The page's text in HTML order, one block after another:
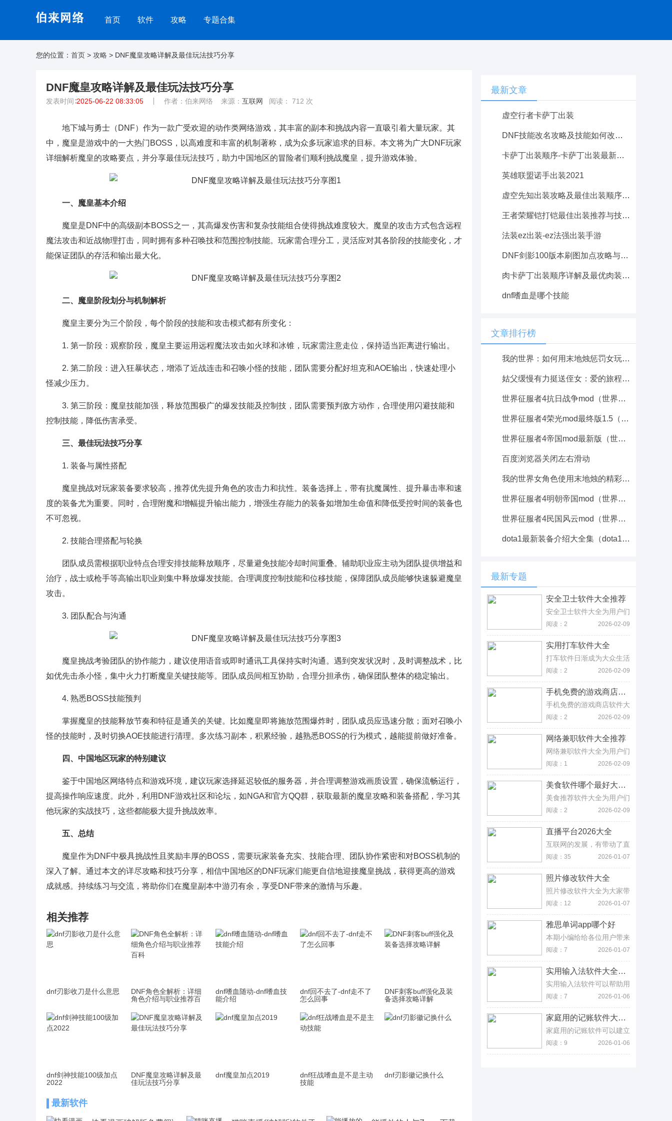
首页 软件 攻略 专题合集
您的位置： 首页 > 攻略 > DNF魔皇攻略详解及最佳玩法技巧分享
DNF魔皇攻略详解及最佳玩法技巧分享
发表时间∶2025-06-22 08:33:05 作者：伯来网络 来源： 互联网 阅读： 712 次
地下城与勇士（DNF）作为一款广受欢迎的动作类网络游戏，其丰富的副本和挑战内容一直吸引着大量玩家。其
中，魔皇是游戏中的一大热门BOSS，以高难度和丰富的机制著称，成为众多玩家追求的目标。本文将为广大DNF玩家
详细解析魔皇的攻略要点，并分享最佳玩法技巧，助力中国地区的冒险者们顺利挑战魔皇，提升游戏体验。
一、魔皇基本介绍
魔皇是DNF中的高级副本BOSS之一，其高爆发伤害和复杂技能组合使得挑战难度较大。魔皇的攻击方式包含远程
魔法攻击和近战物理打击，同时拥有多种召唤技和范围控制技能。玩家需合理分工，灵活应对其各阶段的技能变化，才
能保证团队的存活和输出最大化。
二、魔皇阶段划分与机制解析
魔皇主要分为三个阶段，每个阶段的技能和攻击模式都有所变化：
1. 第一阶段：观察阶段，魔皇主要运用远程魔法攻击如火球和冰锥，玩家需注意走位，保持适当距离进行输出。
2. 第二阶段：进入狂暴状态，增添了近战连击和召唤小怪的技能，团队需要分配好坦克和AOE输出，快速处理小
怪减少压力。
3. 第三阶段：魔皇技能加强，释放范围极广的爆发技能及控制技，团队需要预判敌方动作，合理使用闪避技能和
控制技能，降低伤害承受。
三、最佳玩法技巧分享
1. 装备与属性搭配
魔皇挑战对玩家装备要求较高，推荐优先提升角色的攻击力和抗性。装备选择上，带有抗魔属性、提升暴击率和速
度的装备尤为重要。同时，合理附魔和增幅提升输出能力，增强生存能力的装备如增加生命值和降低受控时间的装备也
不可忽视。
2. 技能合理搭配与轮换
团队成员需根据职业特点合理安排技能释放顺序，尽量避免技能冷却时间重叠。辅助职业应主动为团队提供增益和
治疗，战士或枪手等高输出职业则集中释放爆发技能。合理调度控制技能和位移技能，保障团队成员能够快速躲避魔皇
攻击。
3. 团队配合与沟通
魔皇挑战考验团队的协作能力，建议使用语音或即时通讯工具保持实时沟通。遇到突发状况时，及时调整战术，比
如优先击杀小怪，集中火力打断魔皇关键技能等。团队成员间相互协助，合理分担承伤，确保团队整体的稳定输出。
4. 熟悉BOSS技能预判
掌握魔皇的技能释放节奏和特征是通关的关键。比如魔皇即将施放范围爆炸时，团队成员应迅速分散；面对召唤小
怪的技能时，及时切换AOE技能进行清理。多次练习副本，积累经验，越熟悉BOSS的行为模式，越能提前做好准备。
四、中国地区玩家的特别建议
鉴于中国地区网络特点和游戏环境，建议玩家选择延迟较低的服务器，并合理调整游戏画质设置，确保流畅运行，
提高操作响应速度。此外，利用DNF游戏社区和论坛，如NGA和官方QQ群，获取最新的魔皇攻略和装备搭配，学习其
他玩家的实战技巧，这些都能极大提升挑战效率。
五、总结
魔皇作为DNF中极具挑战性且奖励丰厚的BOSS，需要玩家装备充实、技能合理、团队协作紧密和对BOSS机制的
深入了解。通过本文的详尽攻略和技巧分享，相信中国地区的DNF玩家们能更自信地迎接魔皇挑战，获得更高的游戏
成就感。持续练习与交流，将助你们在魔皇副本中游刃有余，享受DNF带来的激情与乐趣。
相关推荐
dnf刃影收刀是什么意思
DNF角色全解析：详细
角色介绍与职业推荐百
dnf嗜血随动-dnf嗜血技
能介绍
dnf回不去了-dnf走不了
怎么回事
DNF刺客buff强化及装
备选择攻略详解
dnf剑神技能100级加点
2022
DNF魔皇攻略详解及最
佳玩法技巧分享
dnf魔皇加点2019
dnf狂战嗜血是不是主动
技能
dnf刃影徽记换什么
最新软件
最新文章
虚空行者卡萨丁出装
DNF技能改名攻略及技能如何改建详细教程
卡萨丁出装顺序-卡萨丁出装最新版本
英雄联盟诺手出装2021
虚空先知出装攻略及最佳出装顺序详解
王者荣耀铠打铠最佳出装推荐与技巧解析
法装ez出装-ez法强出装手游
DNF剑影100版本刷图加点攻略与最佳加点方案详解
肉卡萨丁出装顺序详解及最优肉装推荐
dnf嗜血是哪个技能
文章排行榜
我的世界：如何用末地烛惩罚女玩家的创意玩法解析
姑父缓慢有力挺送侄女：爱的旅程与成长的故事
世界征服者4抗日战争mod（世界征服者4抗日战争模组）
世界征服者4荣光mod最终版1.5（世界征服者4荣光mod最终版1.5怎么下）
世界征服者4帝国mod最新版（世界征服者4帝国mod最新版本更新内容介绍）
百度浏览器关闭左右滑动
我的世界女角色使用末地烛的精彩瞬间视频分享
世界征服者4明朝帝国mod（世界征服者4宋朝mod）
世界征服者4民国风云mod（世界征服者4国民党mod）
dota1最新装备介绍大全集（dota1最新装备介绍大全集）
最新专题
安全卫士软件大全推荐
安全卫士软件大全为用户们
带来清理病毒的安全卫士
app下载，软件可以很好的
侵，还自带了很多的查找功
能，手机...
阅读：2 2026-02-09
实用打车软件大全
打车软件日渐成为大众生活
中不可分割的一部分，一键
叫车的方式打破了传统乘车
匹配最近最优的车辆，应用
内实时...
阅读：2 2026-02-09
手机免费的游戏商店软件大全合集
手机免费的游戏商店软件大
全为用户们带来了大量可以
免费下载游戏的手机app推
够找到各种好玩的游戏，并
且还...
阅读：2 2026-02-09
网络兼职软件大全推荐
网络兼职软件大全为用户们
带来了关于工作的网络兼职
app下载，以下的这些软件
工作，你所想要体验的类型
都能...
阅读：1 2026-02-09
美食软件哪个最好大全合集
美食推荐软件大全为用户们
带来了各种优质的美食推荐
软件下载，用户能够在这里
里会帮助你快速的进行定
位，并且...
阅读：2 2026-02-09
直播平台2026大全
互联网的发展，有带动了直
播行业的发展，玩家可以在
软件上面观看主播直播游戏
都有，还可以在主播的房间
里发送弹...
阅读：35 2026-01-07
照片修改软件大全
照片修改软件大全为大家带
来了一些工具非常丰富的照
片修改软件，你可以在这里
相机等多款照片修改软件，
这些...
阅读：12 2026-01-07
雅思单词app哪个好
本期小编给给各位用户带来
的是雅思单词app推荐，这
类软件可以给各位小伙伴提
海量的单词可以积累，大家
按照...
阅读：7 2026-01-07
实用输入法软件大全推荐
实用输入法软件可以帮助用
户更好的进行打字操作以及
写作，有些输入法可以将用
来，在重复打这个拼音的时
候就会...
阅读：7 2026-01-06
家庭用的记账软件大全合集
家庭用的记账软件可以建立
多种不同的账本，邀请家庭
成员一起来进行记录和监
阅读：9 2026-01-06